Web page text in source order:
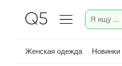
Женская одежда Новинки